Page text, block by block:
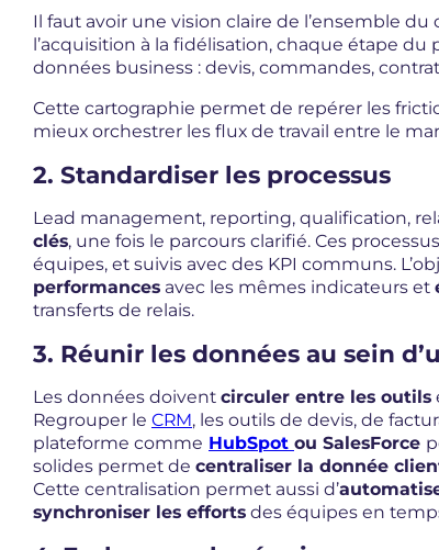
Il faut avoir une vision claire de l’ensemble
l’acquisition à la fidélisation, chaque étape
données business : devis, commandes,
Cette cartographie permet de repérer les
mieux orchestrer les flux de travail entre le
2. Standardiser les processus
Lead management, reporting, qualification,
clés, une fois le parcours clarifié. Ces
équipes, et suivis avec des KPI communs.
performances avec les mêmes indicateurs et
transferts de relais.
3. Réunir les données au sein
Les données doivent circuler entre les outils
Regrouper le CRM, les outils de devis, de
plateforme comme HubSpot ou SalesForce
solides permet de centraliser la donnée
Cette centralisation permet aussi d’
synchroniser les efforts des équipes en